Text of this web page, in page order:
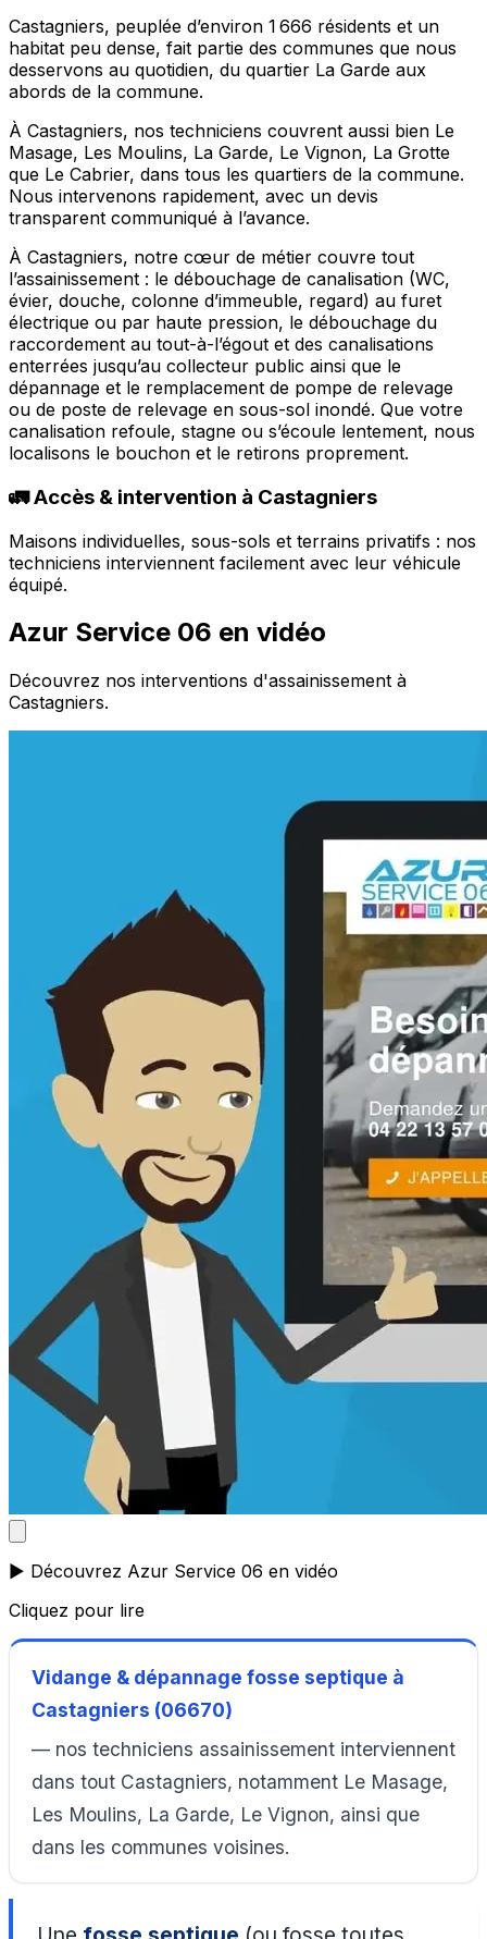
Castagniers, peuplée d’environ 1 666 résidents et un
habitat peu dense, fait partie des communes que nous
desservons au quotidien, du quartier La Garde aux
abords de la commune.
À Castagniers, nos techniciens couvrent aussi bien Le
Masage, Les Moulins, La Garde, Le Vignon, La Grotte
que Le Cabrier, dans tous les quartiers de la commune.
Nous intervenons rapidement, avec un devis
transparent communiqué à l’avance.
À Castagniers, notre cœur de métier couvre tout
l’assainissement : le débouchage de canalisation (WC,
évier, douche, colonne d’immeuble, regard) au furet
électrique ou par haute pression, le débouchage du
raccordement au tout-à-l’égout et des canalisations
enterrées jusqu’au collecteur public ainsi que le
dépannage et le remplacement de pompe de relevage
ou de poste de relevage en sous-sol inondé. Que votre
canalisation refoule, stagne ou s’écoule lentement, nous
localisons le bouchon et le retirons proprement.
🚛 Accès & intervention à Castagniers
Maisons individuelles, sous-sols et terrains privatifs : nos
techniciens interviennent facilement avec leur véhicule
équipé.
Azur Service 06 en vidéo
Découvrez nos interventions d'assainissement à
Castagniers.
▶️ Découvrez Azur Service 06 en vidéo
Cliquez pour lire
Vidange & dépannage fosse septique à
Castagniers (06670)
— nos techniciens assainissement interviennent
dans tout Castagniers, notamment Le Masage,
Les Moulins, La Garde, Le Vignon, ainsi que
dans les communes voisines.